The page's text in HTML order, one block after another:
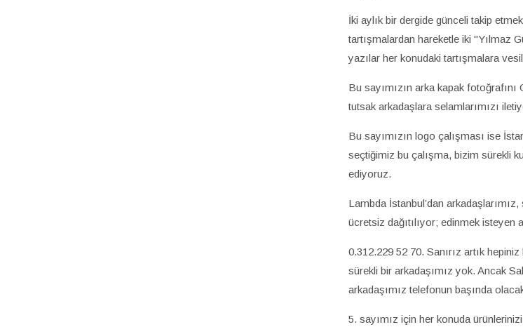
İki aylık bir dergide günceli takip
tartışmalardan hareketle iki "Yılmaz
yazılar her konudaki tartışmalara
Bu sayımızın arka kapak
tutsak arkadaşlara selamlarımızı
Bu sayımızın logo çalışması ise
seçtiğimiz bu çalışma, bizim sürekli
ediyoruz.
Lambda İstanbul’dan
ücretsiz dağıtılıyor; edinmek isteyen
0.312.229 52 70. Sanırız artık
sürekli bir arkadaşımız yok. Ancak
arkadaşımız telefonun başında
5. sayımız için her konuda